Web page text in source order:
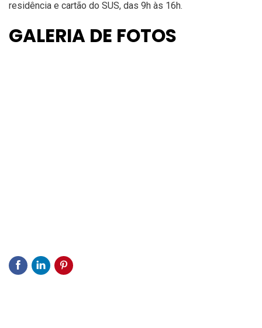
residência e cartão do SUS, das 9h às 16h.
GALERIA DE FOTOS